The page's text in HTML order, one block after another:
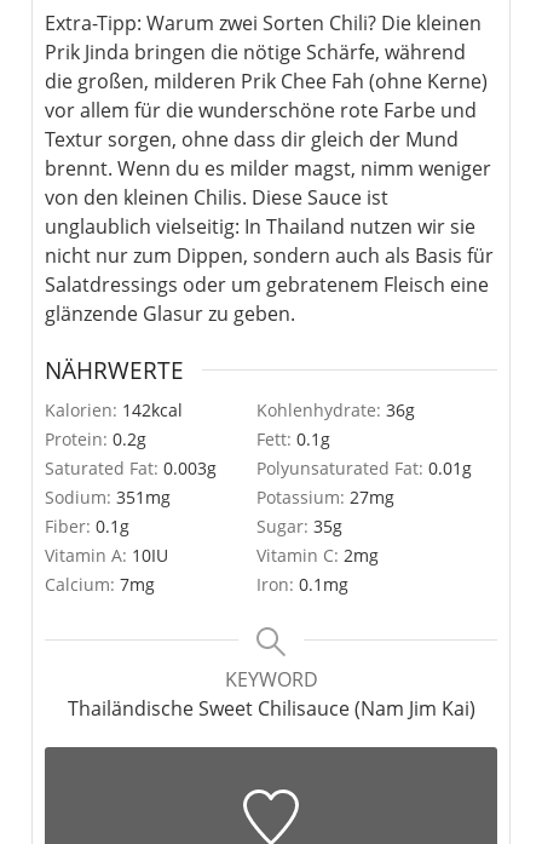
Extra-Tipp: Warum zwei Sorten Chili? Die kleinen
Prik Jinda bringen die nötige Schärfe, während
die großen, milderen Prik Chee Fah (ohne Kerne)
vor allem für die wunderschöne rote Farbe und
Textur sorgen, ohne dass dir gleich der Mund
brennt. Wenn du es milder magst, nimm weniger
von den kleinen Chilis. Diese Sauce ist
unglaublich vielseitig: In Thailand nutzen wir sie
nicht nur zum Dippen, sondern auch als Basis für
Salatdressings oder um gebratenem Fleisch eine
glänzende Glasur zu geben.
NÄHRWERTE
Kalorien: 142kcal Kohlenhydrate: 36g
Protein: 0.2g Fett: 0.1g
Saturated Fat: 0.003g Polyunsaturated Fat: 0.01g
Sodium: 351 mg Potassium: 27mg
Fiber: 0.1g Sugar: 35g
Vitamin A: 10IU Vitamin C: 2mg
Calcium: 7mg Iron: 0.1 mg
KEYWORD
Thailändische Sweet Chilisauce (Nam Jim Kai)